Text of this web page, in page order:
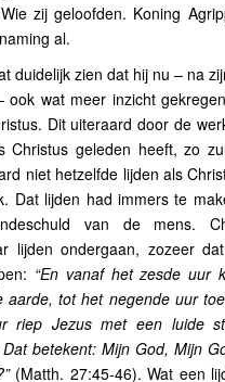
zij geloofden. Koning
al.
duidelijk zien dat hij nu – na
ook wat meer inzicht
Dit uiteraard door de
Christus geleden heeft, zo
niet hetzelfde lijden als
Dat lijden had immers te
van de mens.
lijden ondergaan, zozeer
“En vanaf het zesde uur
aarde, tot het negende uur
riep Jezus met een luide
betekent: Mijn God, Mijn
(Matth. 27:45-46). Wat een